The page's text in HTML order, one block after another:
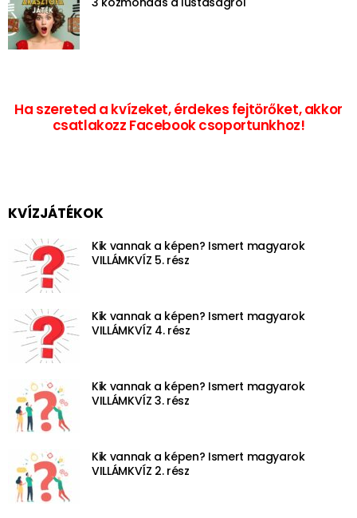
Ha szereted a kvízeket, érdekes fejtörőket, akkor
csatlakozz Facebook csoportunkhoz!
KVÍZJÁTÉKOK
Kik vannak a képen? Ismert magyarok
VILLÁMKVÍZ 5. rész
Kik vannak a képen? Ismert magyarok
VILLÁMKVÍZ 4. rész
Kik vannak a képen? Ismert magyarok
VILLÁMKVÍZ 3. rész
Kik vannak a képen? Ismert magyarok
VILLÁMKVÍZ 2. rész